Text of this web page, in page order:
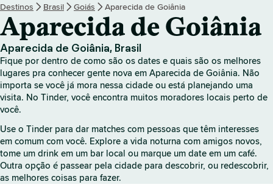
a
i
n
i
c
i
a
l
T
i
n
d
Destinos Brasil Goiás Aparecida de Goiânia
Aparecida de Goiânia
Aparecida de Goiânia, Brasil
Fique por dentro de como são os dates e quais são os melhores
lugares pra conhecer gente nova em Aparecida de Goiânia. Não
importa se você já mora nessa cidade ou está planejando uma
visita. No Tinder, você encontra muitos moradores locais perto de
você.
Use o Tinder para dar matches com pessoas que têm interesses
em comum com você. Explore a vida noturna com amigos novos,
tome um drink em um bar local ou marque um date em um café.
Outra opção é passear pela cidade para descobrir, ou redescobrir,
as melhores coisas para fazer.